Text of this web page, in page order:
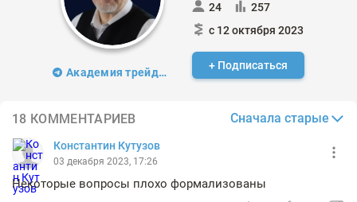
Академия трейдинга VSA
24
257
с 12 октября 2023
+ Подписаться
18 КОММЕНТАРИЕВ Сначала старые
Константин Кутузов
03 декабря 2023, 17:26
Некоторые вопросы плохо формализованы